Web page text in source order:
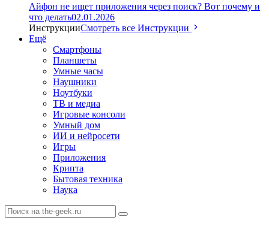
Айфон не ищет приложения через поиск? Вот почему и
что делать02.01.2026
ИнструкцииСмотреть все Инструкции
Ещё
Смартфоны
Планшеты
Умные часы
Наушники
Ноутбуки
ТВ и медиа
Игровые консоли
Умный дом
ИИ и нейросети
Игры
Приложения
Крипта
Бытовая техника
Наука